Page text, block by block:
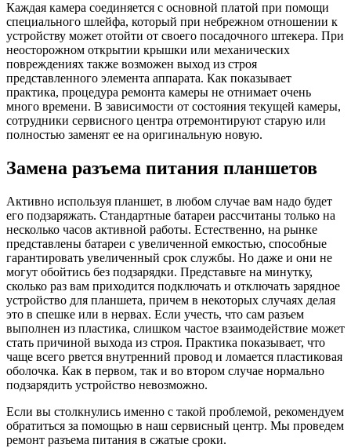
Каждая камера соединяется с основной платой при помощи
специального шлейфа, который при небрежном отношении к
устройству может отойти от своего посадочного штекера. При
неосторожном открытии крышки или механических
повреждениях также возможен выход из строя
представленного элемента аппарата. Как показывает
практика, процедура ремонта камеры не отнимает очень
много времени. В зависимости от состояния текущей камеры,
сотрудники сервисного центра отремонтируют старую или
полностью заменят ее на оригинальную новую.
Замена разъема питания планшетов
Активно используя планшет, в любом случае вам надо будет
его подзаряжать. Стандартные батареи рассчитаны только на
несколько часов активной работы. Естественно, на рынке
представлены батареи с увеличенной емкостью, способные
гарантировать увеличенный срок службы. Но даже и они не
могут обойтись без подзарядки. Представьте на минутку,
сколько раз вам приходится подключать и отключать зарядное
устройство для планшета, причем в некоторых случаях делая
это в спешке или в нервах. Если учесть, что сам разъем
выполнен из пластика, слишком частое взаимодействие может
стать причиной выхода из строя. Практика показывает, что
чаще всего рвется внутренний провод и ломается пластиковая
оболочка. Как в первом, так и во втором случае нормально
подзарядить устройство невозможно.
Если вы столкнулись именно с такой проблемой, рекомендуем
обратиться за помощью в наш сервисный центр. Мы проведем
ремонт разъема питания в сжатые сроки.